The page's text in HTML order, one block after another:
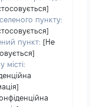
пункту:
пункт: [Не
місті: